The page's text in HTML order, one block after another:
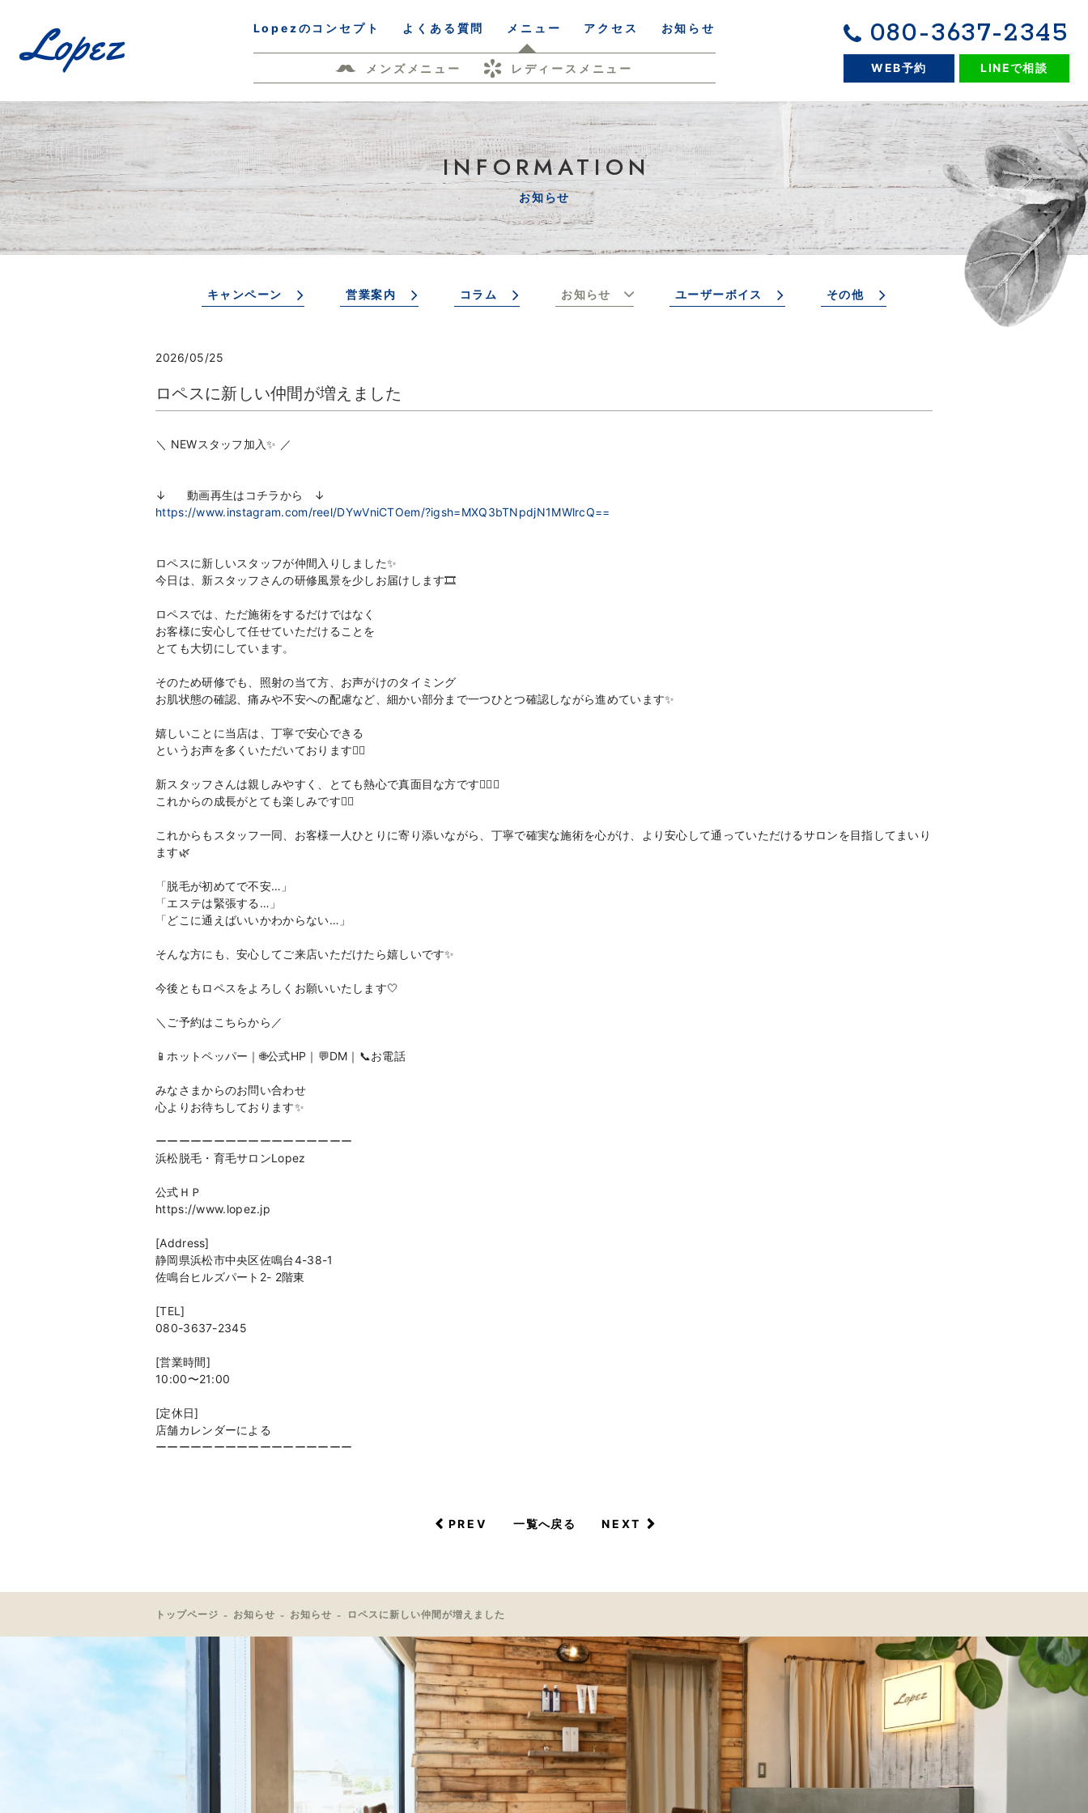
Lopezのコンセプト よくある質問 メニュー
メンズメニュー レディースメニュー
アクセス お知らせ 080-3637-2345
WEB予約 LINEで相談
INFORMATION
お知らせ
キャンペーン 営業案内 コラム お知らせ ユーザーボイス その他
2026/05/25
ロペスに新しい仲間が増えました
＼ NEWスタッフ加入✨ ／
↓ 動画再生はコチラから ↓
https://www.instagram.com/reel/DYwVniCTOem/?igsh=MXQ3bTNpdjN1MWlrcQ==
ロペスに新しいスタッフが仲間入りしました✨
今日は、新スタッフさんの研修風景を少しお届けします🎞️
ロペスでは、ただ施術をするだけではなく
お客様に安心して任せていただけることを
とても大切にしています。
そのため研修でも、照射の当て方、お声がけのタイミング
お肌状態の確認、痛みや不安への配慮など、細かい部分まで一つひとつ確認しながら進めています✨
嬉しいことに当店は、丁寧で安心できる
というお声を多くいただいております🙇‍♀️
新スタッフさんは親しみやすく、とても熱心で真面目な方です🧑‍⚕️✨
これからの成長がとても楽しみです🙂‍↕️
これからもスタッフ一同、お客様一人ひとりに寄り添いながら、丁寧で確実な施術を心がけ、より安心して通っていただけるサロンを目指してまいり
ます🌿
「脱毛が初めてで不安…」
「エステは緊張する…」
「どこに通えばいいかわからない…」
そんな方にも、安心してご来店いただけたら嬉しいです✨
今後ともロペスをよろしくお願いいたします🤍
＼ご予約はこちらから／
📱ホットペッパー｜🌐公式HP｜💬DM｜📞お電話
みなさまからのお問い合わせ
心よりお待ちしております✨
ーーーーーーーーーーーーーーーーー
浜松脱毛・育毛サロンLopez
公式ＨＰ
https://www.lopez.jp
[Address]
静岡県浜松市中央区佐鳴台4-38-1
佐鳴台ヒルズパート2- 2階東
[TEL]
080-3637-2345
[営業時間]
10:00〜21:00
[定休日]
店舗カレンダーによる
ーーーーーーーーーーーーーーーーー
PREV 一覧へ戻る NEXT
トップページ お知らせ お知らせ ロペスに新しい仲間が増えました